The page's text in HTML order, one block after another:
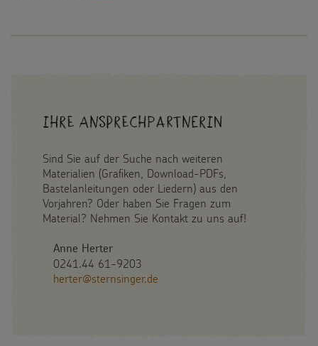
Ihre Ansprechpartnerin
Sind Sie auf der Suche nach weiteren
Materialien (Grafiken, Download-PDFs,
Bastelanleitungen oder Liedern) aus den
Vorjahren? Oder haben Sie Fragen zum
Material? Nehmen Sie Kontakt zu uns auf!
Anne Herter
0241.44 61-9203
herter@sternsinger.de